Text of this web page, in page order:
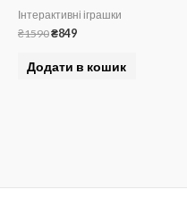
Інтерактивні іграшки
₴1590₴849
Додати в кошик